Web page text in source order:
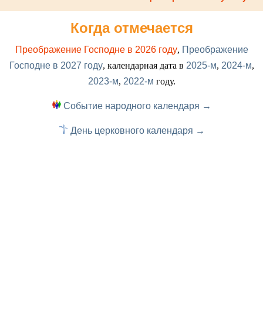
Когда отмечается
Преображение Господне в 2026 году, Преображение
Господне в 2027 году, календарная дата в 2025-м, 2024-м,
2023-м, 2022-м году.
Событие народного календаря →
День церковного календаря →